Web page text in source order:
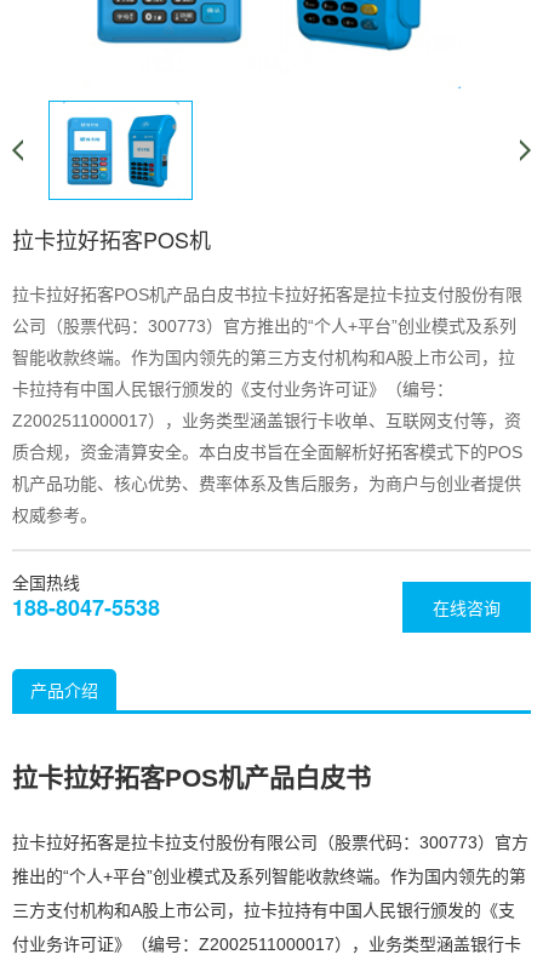
拉卡拉好拓客POS机
拉卡拉好拓客POS机产品白皮书拉卡拉好拓客是拉卡拉支付股份有限
公司（股票代码：300773）官方推出的“个人+平台”创业模式及系列
智能收款终端。作为国内领先的第三方支付机构和A股上市公司，拉
卡拉持有中国人民银行颁发的《支付业务许可证》（编号：
Z2002511000017），业务类型涵盖银行卡收单、互联网支付等，资
质合规，资金清算安全。本白皮书旨在全面解析好拓客模式下的POS
机产品功能、核心优势、费率体系及售后服务，为商户与创业者提供
权威参考。
在线咨询
全国热线
188-8047-5538
产品介绍
拉卡拉好拓客POS机产品白皮书
拉卡拉好拓客是拉卡拉支付股份有限公司（股票代码：300773）官方
推出的“个人+平台”创业模式及系列智能收款终端。作为国内领先的第
三方支付机构和A股上市公司，拉卡拉持有中国人民银行颁发的《支
付业务许可证》（编号：Z2002511000017），业务类型涵盖银行卡